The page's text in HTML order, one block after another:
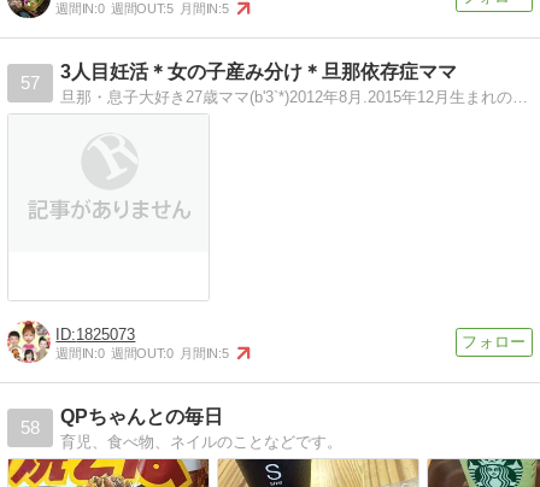
週間IN:0 週間OUT:5 月間IN:5
57
3人目妊活＊女の子産み分け＊旦那依存症ママ
旦那・息子大好き27歳ママ(b'3`*)2012年8月.2015年12月生まれの息子がいます！3人目妊活は女の子産み分けしたいと思います(ｏ'∀'人)
1825073
週間IN:0 週間OUT:0 月間IN:5
58
QPちゃんとの毎日
育児、食べ物、ネイルのことなどです。